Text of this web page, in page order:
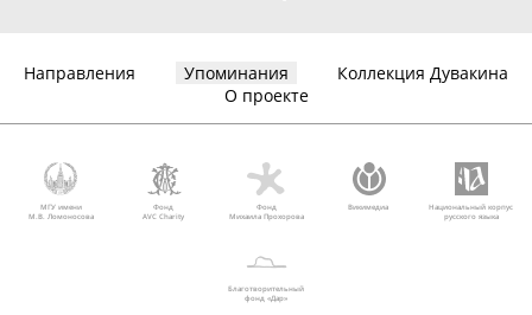
Направления Упоминания
Коллекция Дувакина
О проекте
МГУ имени
М.В. Ломоносова
Фонд
AVC Charity
Фонд
Михаила Прохорова
Викимедиа
Национальный корпус
русского языка
Благотворительный
фонд «Дар»